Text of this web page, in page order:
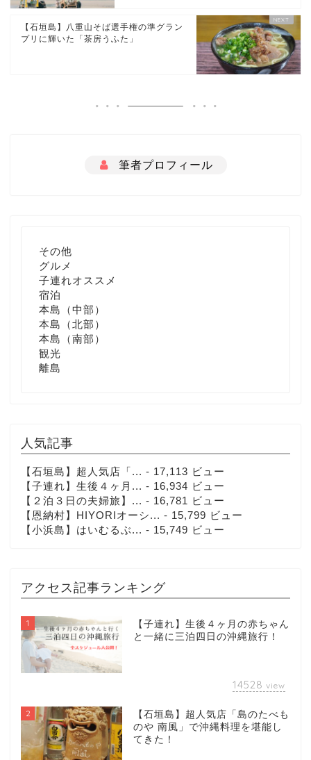
【石垣島】八重山そば選手権の準グラン
プリに輝いた「茶房うふた」
筆者プロフィール
その他
グルメ
子連れオススメ
宿泊
本島（中部）
本島（北部）
本島（南部）
観光
離島
人気記事
【石垣島】超人気店「... - 17,113 ビュー
【子連れ】生後４ヶ月... - 16,934 ビュー
【２泊３日の夫婦旅】... - 16,781 ビュー
【恩納村】HIYORIオーシ... - 15,799 ビュー
【小浜島】はいむるぶ... - 15,749 ビュー
アクセス記事ランキング
1
【子連れ】生後４ヶ月の赤ちゃん
と一緒に三泊四日の沖縄旅行！
14528 view
2
【石垣島】超人気店「島のたべも
のや 南風」で沖縄料理を堪能し
てきた！